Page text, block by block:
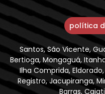
política
Santos, São Vicente,
Bertioga, Mongaguá,
Ilha Comprida,
Registro, Jacupiranga,
Barras,